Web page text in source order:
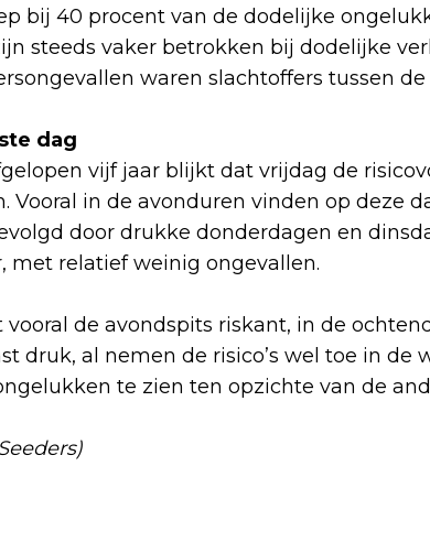
bij 40 procent van de dodelijke
steeds vaker betrokken bij dodelijke
waren slachtoffers tussen de
dag
vijf jaar blijkt dat vrijdag de
Vooral in de avonduren vinden op deze
door drukke donderdagen en
met relatief weinig ongevallen.
de avondspits riskant, in de
druk, al nemen de risico’s wel toe in de
te zien ten opzichte van de